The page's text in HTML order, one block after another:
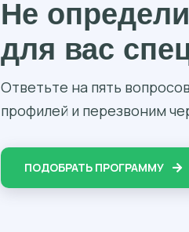
Не
для вас
Ответьте на пять
профилей и перезвоним
ПОДОБРАТЬ ПРОГРАММУ